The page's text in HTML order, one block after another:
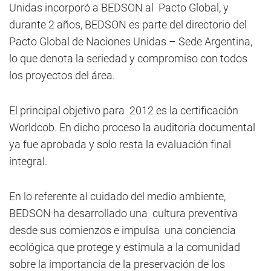
Unidas incorporó a BEDSON al Pacto Global, y
durante 2 años, BEDSON es parte del directorio del
Pacto Global de Naciones Unidas – Sede Argentina,
lo que denota la seriedad y compromiso con todos
los proyectos del área.
El principal objetivo para 2012 es la certificación
Worldcob. En dicho proceso la auditoria documental
ya fue aprobada y solo resta la evaluación final
integral.
En lo referente al cuidado del medio ambiente,
BEDSON ha desarrollado una cultura preventiva
desde sus comienzos e impulsa una conciencia
ecológica que protege y estimula a la comunidad
sobre la importancia de la preservación de los